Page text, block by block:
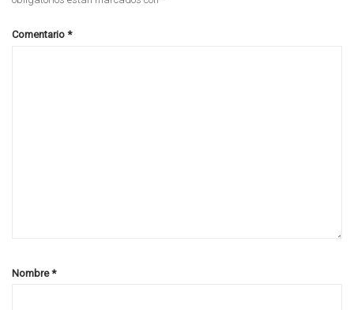
Comentario *
Nombre*